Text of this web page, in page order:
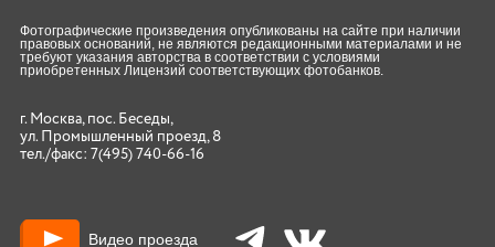
Фотографические произведения опубликованы на сайте при наличии
правовых оснований, не являются редакционными материалами и не
требуют указания авторства в соответствии с условиями
приобретенных Лицензий соответствующих фотобанков.
г. Москва, пос. Беседы,
ул. Промышленный проезд, 8
тел./факс: 7(495) 740-66-16
Видео проезда